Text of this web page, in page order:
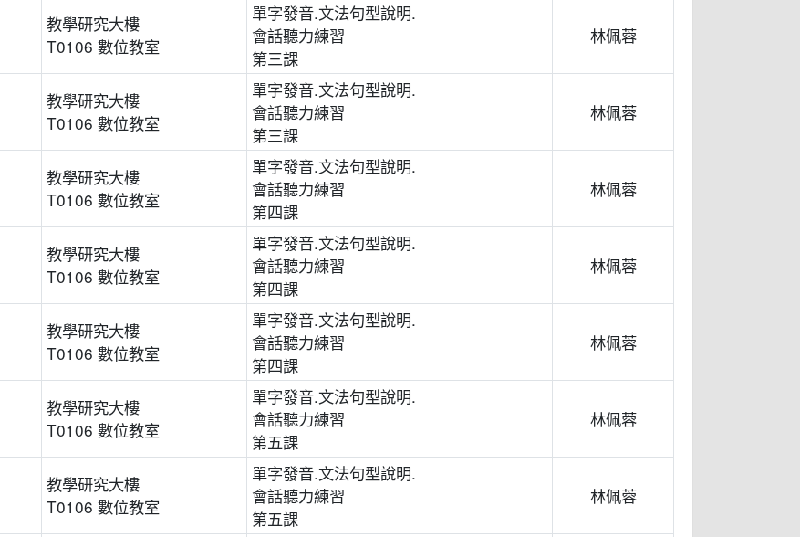
教學研究大樓
T0106 數位教室
單字發音.文法句型說明.
會話聽力練習
第三課
林佩蓉
教學研究大樓
T0106 數位教室
單字發音.文法句型說明.
會話聽力練習
第三課
林佩蓉
教學研究大樓
T0106 數位教室
單字發音.文法句型說明.
會話聽力練習
第四課
林佩蓉
教學研究大樓
T0106 數位教室
單字發音.文法句型說明.
會話聽力練習
第四課
林佩蓉
教學研究大樓
T0106 數位教室
單字發音.文法句型說明.
會話聽力練習
第四課
林佩蓉
教學研究大樓
T0106 數位教室
單字發音.文法句型說明.
會話聽力練習
第五課
林佩蓉
教學研究大樓
T0106 數位教室
單字發音.文法句型說明.
會話聽力練習
第五課
林佩蓉